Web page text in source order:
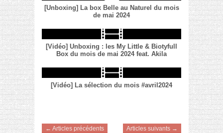
[Unboxing] La box Belle au Naturel du mois
de mai 2024
[Vidéo] Unboxing : les My Little & Biotyfull
Box du mois de mai 2024 feat. Akila
[Vidéo] La sélection du mois #avril2024
← Articles précédents Articles suivants →